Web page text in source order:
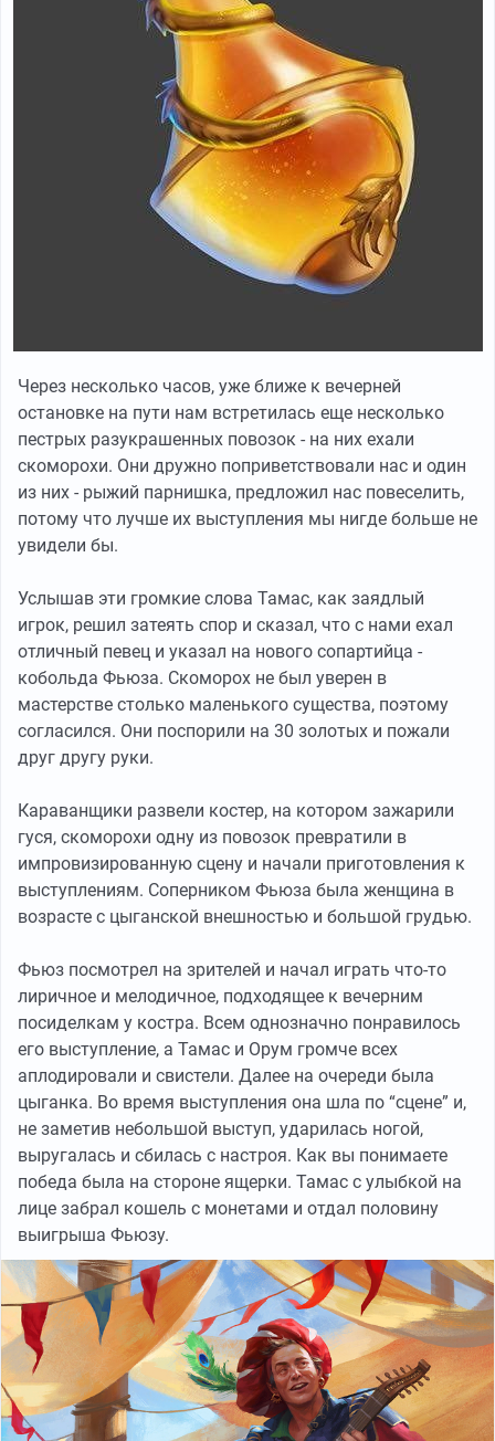
Через несколько часов, уже ближе к вечерней
остановке на пути нам встретилась еще несколько
пестрых разукрашенных повозок - на них ехали
скоморохи. Они дружно поприветствовали нас и один
из них - рыжий парнишка, предложил нас повеселить,
потому что лучше их выступления мы нигде больше не
увидели бы.
Услышав эти громкие слова Тамас, как заядлый
игрок, решил затеять спор и сказал, что с нами ехал
отличный певец и указал на нового сопартийца -
кобольда Фьюза. Скоморох не был уверен в
мастерстве столько маленького существа, поэтому
согласился. Они поспорили на 30 золотых и пожали
друг другу руки.
Караванщики развели костер, на котором зажарили
гуся, скоморохи одну из повозок превратили в
импровизированную сцену и начали приготовления к
выступлениям. Соперником Фьюза была женщина в
возрасте с цыганской внешностью и большой грудью.
Фьюз посмотрел на зрителей и начал играть что-то
лиричное и мелодичное, подходящее к вечерним
посиделкам у костра. Всем однозначно понравилось
его выступление, а Тамас и Орум громче всех
аплодировали и свистели. Далее на очереди была
цыганка. Во время выступления она шла по “сцене” и,
не заметив небольшой выступ, ударилась ногой,
выругалась и сбилась с настроя. Как вы понимаете
победа была на стороне ящерки. Тамас с улыбкой на
лице забрал кошель с монетами и отдал половину
выигрыша Фьюзу.